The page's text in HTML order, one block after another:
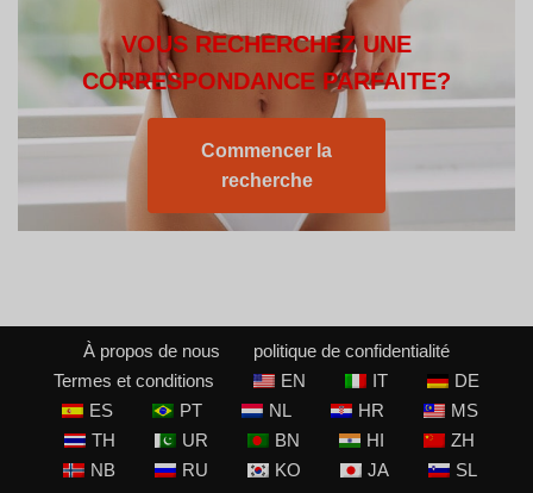
VOUS RECHERCHEZ UNE
CORRESPONDANCE PARFAITE?
Commencer la
recherche
À propos de nous
politique de confidentialité
Termes et conditions
EN IT
DE
ES
PT NL HR
MS
TH
UR BN HI
ZH
NB
RU KO JA
SL